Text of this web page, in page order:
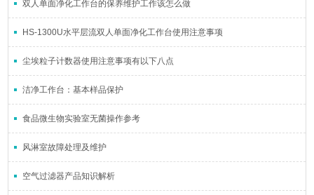
双人单面净化工作台的保养维护工作该怎么做
HS-1300U水平层流双人单面净化工作台使用注意事项
尘埃粒子计数器使用注意事项有以下八点
洁净工作台：基本样品保护
食品微生物实验室无菌操作参考
风淋室故障处理及维护
空气过滤器产品知识解析